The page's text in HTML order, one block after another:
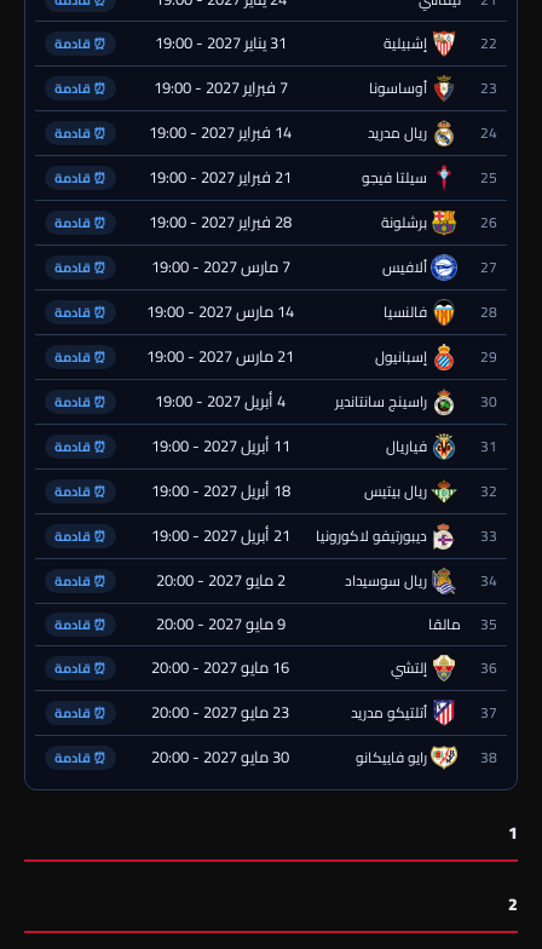
22 إشبيلية 31 يناير 2027 - 19:00 ⏰ قادمة
23 أوساسونا 7 فبراير 2027 - 19:00 ⏰ قادمة
24 ريال مدريد 14 فبراير 2027 - 19:00 ⏰ قادمة
25 سيلتا فيجو 21 فبراير 2027 - 19:00 ⏰ قادمة
26 برشلونة 28 فبراير 2027 - 19:00 ⏰ قادمة
27 ألافيس 7 مارس 2027 - 19:00 ⏰ قادمة
28 فالنسيا 14 مارس 2027 - 19:00 ⏰ قادمة
29 إسبانيول 21 مارس 2027 - 19:00 ⏰ قادمة
30 راسينج سانتاندير 4 أبريل 2027 - 19:00 ⏰ قادمة
31 فياريال 11 أبريل 2027 - 19:00 ⏰ قادمة
32 ريال بيتيس 18 أبريل 2027 - 19:00 ⏰ قادمة
33 ديبورتيفو لاكورونيا 21 أبريل 2027 - 19:00 ⏰ قادمة
34 ريال سوسيداد 2 مايو 2027 - 20:00 ⏰ قادمة
35 مالقا 9 مايو 2027 - 20:00 ⏰ قادمة
36 إلتشي 16 مايو 2027 - 20:00 ⏰ قادمة
37 أتلتيكو مدريد 23 مايو 2027 - 20:00 ⏰ قادمة
38 رايو فاييكانو 30 مايو 2027 - 20:00 ⏰ قادمة
1
2